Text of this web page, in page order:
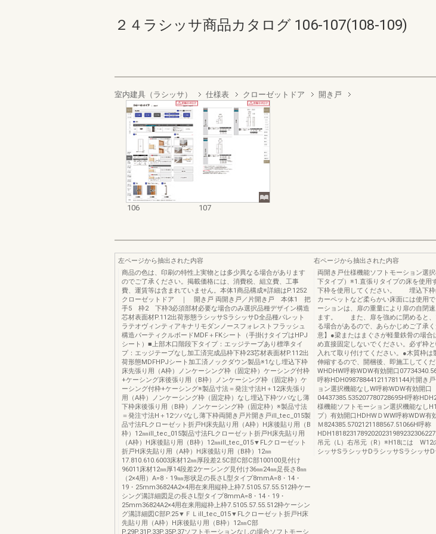
２４ラシッサ商品カタログ 106-107(108-109)
室内建具（ラシッサ） 仕様表 クローゼットドア 開き戸
106 107
左ページから抽出された内容
商品の色は、印刷の特性上実物とは多少異なる場合があります
のでご了承ください。掲載価格には、消費税、組立費、工事
費、運賃等は含まれていません。本体1商品構成※詳細はP.1252
クローゼットドア ｜ 開き戸 両開き戸／片開き戸 本体1 把
手5 枠2 下枠3必須部材必要な場合のみ選択品種デザイン構造
芯材表面材P.112出荷形態ラシッサSラシッサD全品種パレット
ラテオヴィンティアキナリモダンノースフォレストフラッシュ
構造パーティクルボードMDF＋FKシート（手掛けタイプはHPJ
シート）■上部木口階段下タイプ：エッジテープあり標準タイ
プ：エッジテープなし加工済完成品枠下枠23芯材表面材P.112出
荷形態MDFHPJシート加工済ノックダウン製品※1なし埋込下枠
床先張り用（A枠）ノンケーシング枠（固定枠）ケーシング付枠
+ケーシング床後張り用（B枠）ノンケーシング枠（固定枠）ケ
ーシング付枠+ケーシング※製品寸法＝発注寸法H＋12床先張り
用（A枠）ノンケーシング枠（固定枠）なし埋込下枠ツバなし薄
下枠床後張り用（B枠）ノンケーシング枠（固定枠）※製品寸法
＝発注寸法H＋12ツバなし薄下枠両開き戸片開き戸ill_tec_015製
品寸法FLクローゼット折戸H床先貼り用（A枠）H床後貼り用（B
枠）12㎜ill_tec_015製品寸法FLクローゼット折戸H床先貼り用
（A枠）H床後貼り用（B枠）12㎜ill_tec_015▼FLクローゼット
折戸H床先貼り用（A枠）H床後貼り用（B枠）12㎜
17.810.610.6003床材12㎜厚段差2.5C部C部C部100100見付け
96011床材12㎜厚14段差2ケーシング見付け36㎜24㎜足長さ8㎜
（2×4用）A=8・19㎜形状足の長さL型タイプ8mmA=8・14・
19・25mm36824A2×4用在来用縦枠上枠7.5105.57.55.512枠ケー
シング溝詳細図足の長さL型タイプ8mmA=8・14・19・
25mm36824A2×4用在来用縦枠上枠7.5105.57.55.512枠ケーシン
グ溝詳細図C部P.25▼ＦＬill_tec_015▼FLクローゼット折戸H床
先貼り用（A枠）H床後貼り用（B枠）12㎜C部
P.29P.31P.33P.35P.37ソフトモーションなしの場合ソフトモーシ
右ページから抽出された内容
両開き戸仕様機能ソフトモーション選
下タイプ）※1.直張りタイプの床を使用
下枠を使用してください。 埋込下枠
カーペットなど柔らかい床面には使用
ーションは、扉の重量により扉の自閉
ます。 また、扉を強めに閉めると、
る場合があるので、あらかじめご了承
意】●梁またはまぐさが軽量鉄骨の場合
め直接固定しないでください。必ず枠
入れて取り付けてください。●木質枠
伸縮するので、開梱後、即施工してく
WHDHW呼称WDW有効開口
呼称HDH098788441211781144片開き
ョン選択機能なしW呼称WDW有効開口
04437385.535207780728695H呼称
様機能ソフトモーション選択機能なし
プ）有効開口HDHWＤWW呼称WDW有
Ｍ824385.5702121188567.51066H呼称
吊元（L）右吊元（R）※H18には W12
シッサSラシッサDラシッサSラシッサ